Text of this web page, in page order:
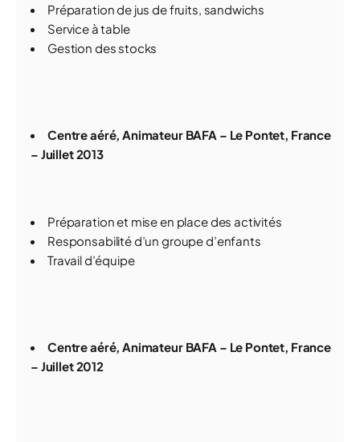
Préparation de jus de fruits, sandwichs
Service à table
Gestion des stocks
Centre aéré, Animateur BAFA – Le Pontet, France
– Juillet 2013
Préparation et mise en place des activités
Responsabilité d’un groupe d’enfants
Travail d’équipe
Centre aéré, Animateur BAFA – Le Pontet, France
– Juillet 2012